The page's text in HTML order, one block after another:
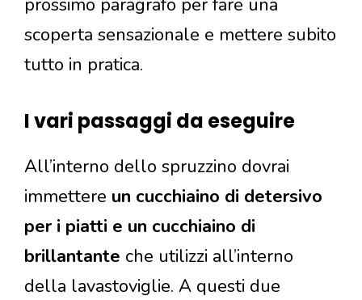
scoperta sensazionale e mettere subito
tutto in pratica.
I vari passaggi da eseguire
All’interno dello spruzzino dovrai
immettere un cucchiaino di detersivo
per i piatti e un cucchiaino di
brillantante che utilizzi all’interno
della lavastoviglie. A questi due